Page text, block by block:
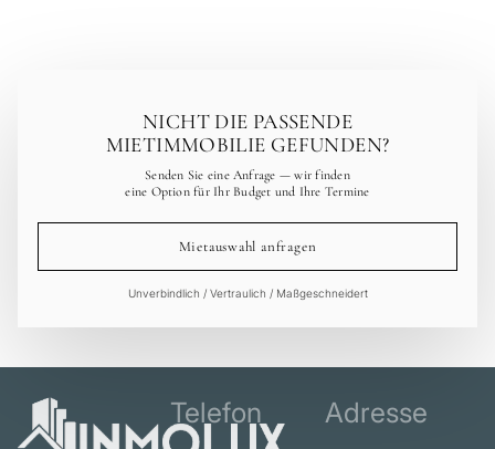
NICHT DIE PASSENDE
MIETIMMOBILIE GEFUNDEN?
Senden Sie eine Anfrage — wir finden
eine Option für Ihr Budget und Ihre Termine
Mietauswahl anfragen
Unverbindlich / Vertraulich / Maßgeschneidert
Telefon Adresse